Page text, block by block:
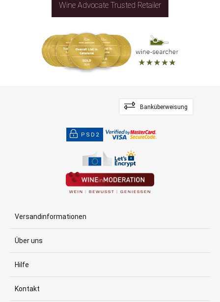
Wine Advocate Trusted Retailer
Banküberweisung
PSD2
Versandinformationen
Über uns
Hilfe
Kontakt